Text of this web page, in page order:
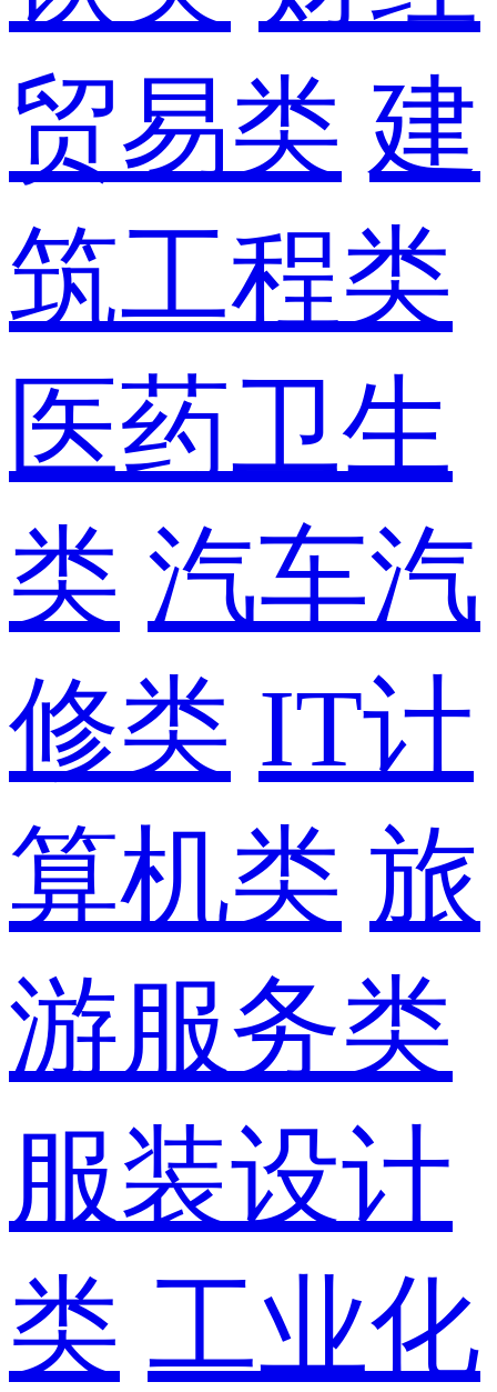
贸易类 建
筑工程类
医药卫生
类 汽车汽
修类 IT计
算机类 旅
游服务类
服装设计
类 工业化